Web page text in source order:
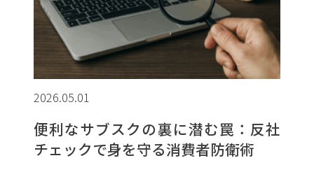
2026.05.01
便利なサブスクの裏に潜む罠：反社
チェックで身を守る消費者防衛術